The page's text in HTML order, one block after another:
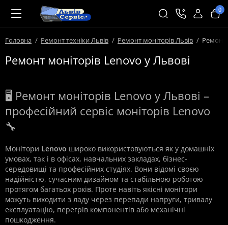
0
Головна Ремонт техніки Львів Ремонт моніторів Львів Ремонт
Ремонт моніторів Lenovo у Львові
🖥️ Ремонт моніторів Lenovo у Львові –
професійний сервіс моніторів Lenovo
🔧
Монітори Lenovo широко використовуються як у домашніх
умовах, так і в офісах, навчальних закладах, бізнес-
середовищі та професійних студіях. Вони відомі своєю
надійністю, сучасним дизайном та стабільною роботою
протягом багатьох років. Проте навіть якісні монітори
можуть виходити з ладу через перепади напруги, тривалу
експлуатацію, перегрів компонентів або механічні
пошкодження.